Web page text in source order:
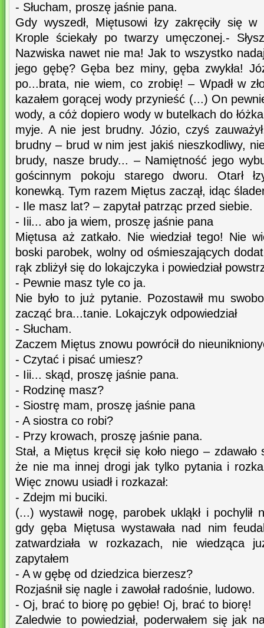
- Słucham, proszę jaśnie pana.
Gdy wyszedł, Miętusowi łzy zakręciły się w
Krople ściekały po twarzy umęczonej.-
Nazwiska nawet nie ma! Jak to wszystko
jego gębę? Gęba bez miny, gęba zwykła!
po...brata, nie wiem, co zrobię! – Wpadł w
kazałem gorącej wody przynieść (...) On
wody, a cóż dopiero wody w butelkach do
myje. A nie jest brudny. Józio, czyś
brudny – brud w nim jest jakiś nieszkodliwy,
brudy, nasze brudy... – Namiętność jego
gościnnym pokoju starego dworu. Otarł
konewką. Tym razem Miętus zaczął, idąc
- Ile masz lat? – zapytał patrząc przed siebie.
- Iii... abo ja wiem, proszę jaśnie pana
Miętusa aż zatkało. Nie wiedział tego! Nie
boski parobek, wolny od ośmieszających
rąk zbliżył się do lokajczyka i powiedział
- Pewnie masz tyle co ja.
Nie było to już pytanie. Pozostawił mu
zacząć bra...tanie. Lokajczyk odpowiedział
- Słucham.
Zaczem Miętus znowu powrócił do
- Czytać i pisać umiesz?
- Iii... skąd, proszę jaśnie pana.
- Rodzinę masz?
- Siostrę mam, proszę jaśnie pana
- A siostra co robi?
- Przy krowach, proszę jaśnie pana.
Stał, a Miętus kręcił się koło niego –
że nie ma innej drogi jak tylko pytania i
Więc znowu usiadł i rozkazał:
- Zdejm mi buciki.
(...) wystawił nogę, parobek ukląkł i
gdy gęba Miętusa wystawała nad nim
zatwardziała w rozkazach, nie wiedząca
zapytałem
- A w gębę od dziedzica bierzesz?
Rozjaśnił się nagle i zawołał radośnie, ludowo.
- Oj, brać to biorę po gębie! Oj, brać to biorę!
Zaledwie to powiedział, poderwałem się jak